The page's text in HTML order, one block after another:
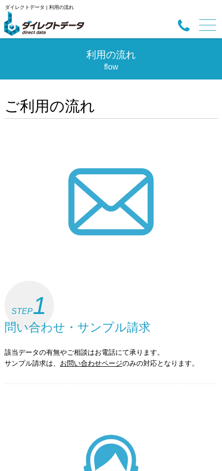
ダイレクトデータ | 利用の流れ
利用の流れ
flow
ご利用の流れ
STEP1
問い合わせ・サンプル請求
該当データの有無やご相談はお電話にて承ります。
サンプル請求は、 お問い合わせページのみの対応となります。